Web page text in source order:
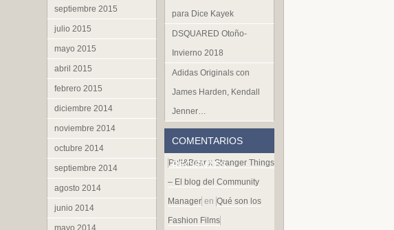
septiembre 2015
julio 2015
mayo 2015
abril 2015
febrero 2015
diciembre 2014
noviembre 2014
octubre 2014
septiembre 2014
agosto 2014
junio 2014
mayo 2014
para Dice Kayek
DSQUARED Otoño-
Invierno 2018
Adidas Originals con
James Harden, Kendall
Jenner…
COMENTARIOS
RECIENTES
Pull&Bear x Stranger Things
– El blog del Community
Manager en Qué son los
Fashion Films